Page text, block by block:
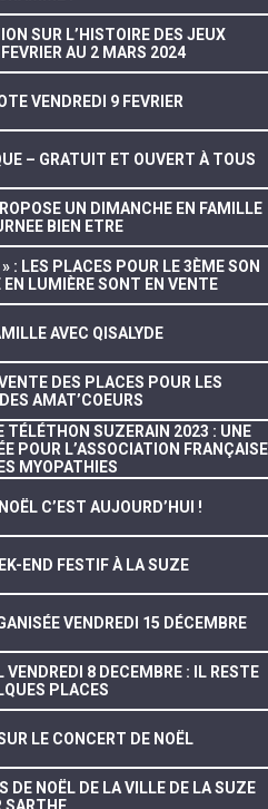
SUR L’HISTOIRE DES JEUX
AU 2 MARS 2024
VENDREDI 9 FEVRIER
– GRATUIT ET OUVERT À TOUS
UN DIMANCHE EN FAMILLE
BIEN ETRE
: LES PLACES POUR LE 3ÈME SON
LUMIÈRE SONT EN VENTE
AVEC QISALYDE
DES PLACES POUR LES
AMAT’COEURS
TÉLÉTHON SUZERAIN 2023 : UNE
POUR L’ASSOCIATION FRANÇAISE
MYOPATHIES
C’EST AUJOURD’HUI !
END FESTIF À LA SUZE
VENDREDI 15 DÉCEMBRE
8 DECEMBRE : IL RESTE
PLACES
LE CONCERT DE NOËL
DE NOËL DE LA VILLE DE LA SUZE